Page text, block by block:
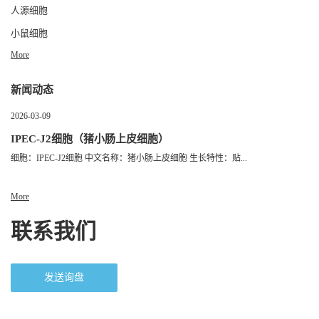
人源细胞
小鼠细胞
More
新闻动态
2026-03-09
IPEC-J2细胞（猪小肠上皮细胞）
细胞：IPEC-J2细胞 中文名称：猪小肠上皮细胞 生长特性：贴...
More
联系我们
发送询盘